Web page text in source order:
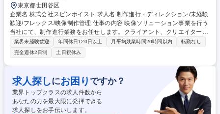
東京都世田谷区
企業名 株式会社スピンホイスト 求人名 制作進行・ディレクション/未経験
歓迎/フレックス/映像制作管理 仕事の内容 映像ソリューション事業を行う
当社にて、制作進行業務をお任せします。クライアント、クリエイター
（編集・撮影）、営業の間に立ち、映像が完成するまでのスケジュールや
品質を管理する「人繋ぎ」の仕事です。 【具体的な業務内容】 ■プロジェ
クト管理：納期に向けたクリエイターの工数・スケジュール調整 ■顧客対
応：既存顧客の窓口として、制作状況の共有や素材の受領対応 ■編集・撮
影の立ち会い：制作現場に同行し、進行がスムーズに進むようサポート ■
内部調整：ディレクターやオペレーターが最高のパフォーマンスを出せる
よう段取りを構築。 募集職種 制作進行・ディレクション/未経験歓迎/フレ
ックス/映像制作管理
業界未経験歓迎 年間休日120日以上 月平均残業時間20時間以内
転勤なし
完全週休2日制
土日祝休み
求人探しにお困り ですか？
業界トップクラスの求人件数から
あなたの力を最大限に発揮できる
求人探しをお手伝いします。